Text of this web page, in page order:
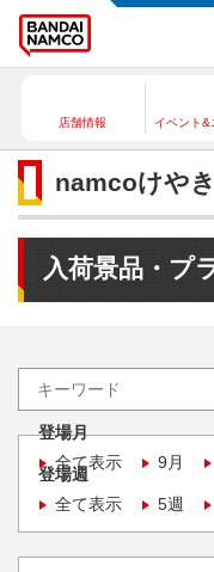
店舗情報 イベント&
namcoけや
入荷景品・プ
登場月
全て表示
9月
登場週
全て表示
5週